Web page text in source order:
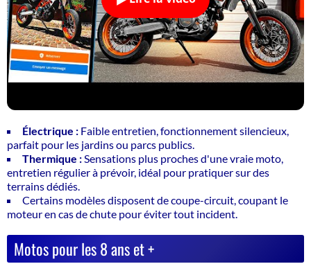
Électrique : Faible entretien, fonctionnement silencieux,
parfait pour les jardins ou parcs publics.
Thermique :Sensations plus proches d'une vraie moto,
entretien régulier à prévoir, idéal pour pratiquer sur des
terrains dédiés.
Certains modèles disposent de coupe-circuit, coupant le
moteur en cas de chute pour éviter tout incident.
Motos pour les 8 ans et +